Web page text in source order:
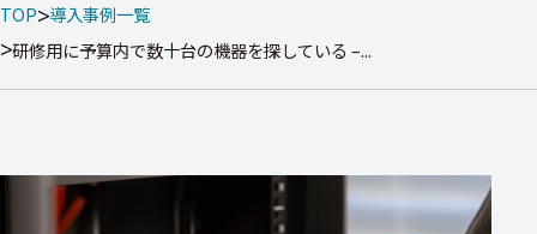
TOP 導入事例一覧
研修用に予算内で数十台の機器を探している –...